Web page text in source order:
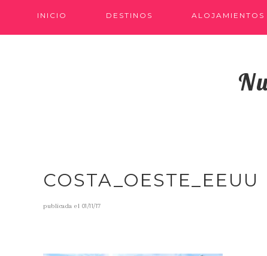
INICIO DESTINOS ALOJAMIENTOS
COSTA_OESTE_EEUU
publicada el 01/11/17